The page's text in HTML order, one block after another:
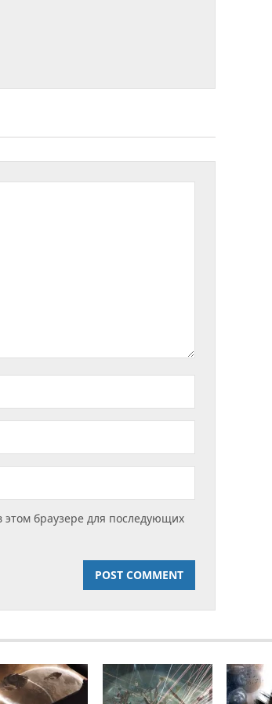
браузере для последующих